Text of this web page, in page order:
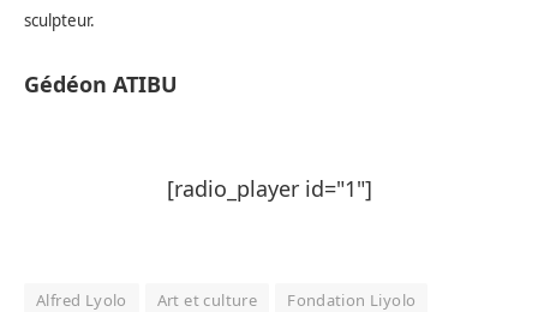
sculpteur.
Gédéon ATIBU
[radio_player id="1"]
Alfred Lyolo Art et culture
Fondation Liyolo